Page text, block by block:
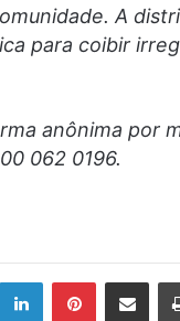
A
para coibir
anônima por
062 0196.
LinkedinPinterestCompartilhar via e-mail